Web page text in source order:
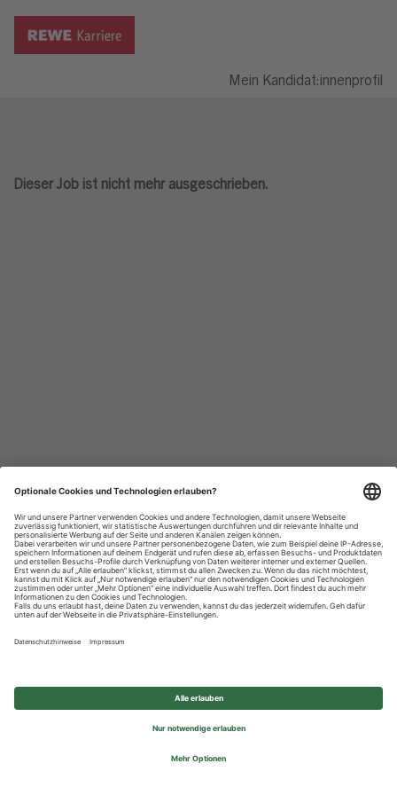
Mein Kandidat:innenprofil
Dieser Job ist nicht mehr ausgeschrieben.
Datenschutzhinweise
Impressum
Privatsphäre-Einstellungen
© 2026 REWE Group - All rights reserved